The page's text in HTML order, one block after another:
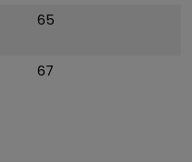
65
67